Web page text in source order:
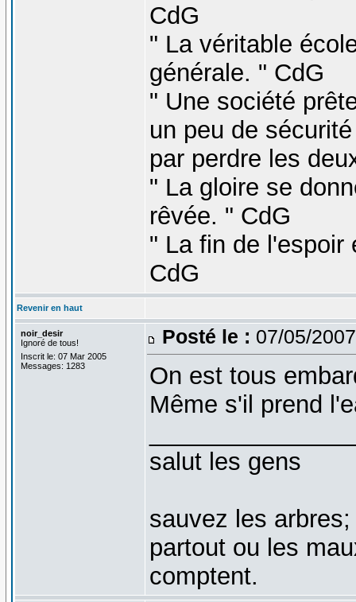
CdG
" La véritable
générale. " CdG
" Une société
un peu de
par perdre les
" La gloire se
rêvée. " CdG
" La fin de l'espoir
CdG
Revenir en haut
noir_desir
Ignoré de tous!
Inscrit le: 07 Mar 2005
Messages: 1283
Posté le : 07/05/
On est tous
Même s'il prend
salut les gens
sauvez les
partout ou les
comptent.